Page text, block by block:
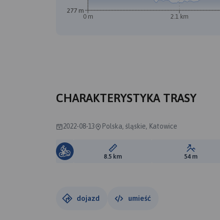
0 m 2.1 km
277 m
CHARAKTERYSTYKA TRASY
2022-08-13 Polska, śląskie, Katowice
Długość trasy:
8.5 km Suma
54 m
dojazd umieść